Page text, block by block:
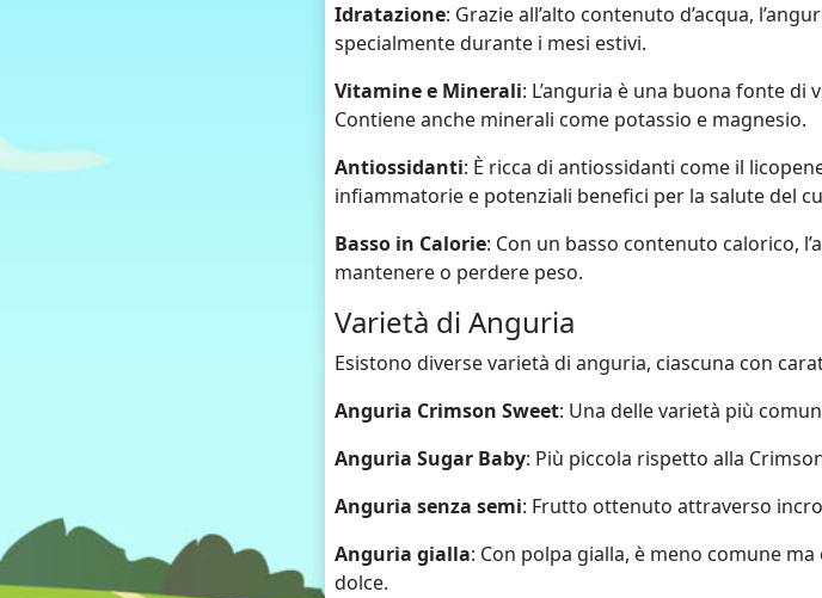
Idratazione: Grazie all’alto contenuto d’acqua,
specialmente durante i mesi estivi.
Vitamine e Minerali: L’anguria è una buona fonte di
Contiene anche minerali come potassio e magnesio.
Antiossidanti: È ricca di antiossidanti come il
infiammatorie e potenziali benefici per la salute del
Basso in Calorie: Con un basso contenuto calorico,
mantenere o perdere peso.
Varietà di Anguria
Esistono diverse varietà di anguria, ciascuna con
Anguria Crimson Sweet: Una delle varietà più
Anguria Sugar Baby: Più piccola rispetto alla
Anguria senza semi: Frutto ottenuto attraverso
Anguria gialla: Con polpa gialla, è meno comune
dolce.